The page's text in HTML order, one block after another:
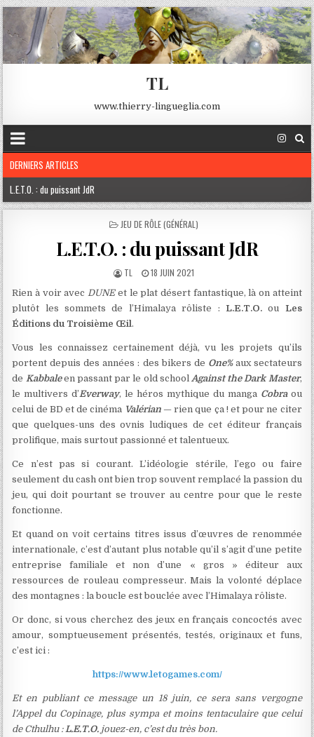
TL
www.thierry-lingueglia.com
DERNIERS ARTICLES
L.E.T.O. : du puissant JdR
Robert E. Howard
POSTED
JEU DE RÔLE (GÉNÉRAL)
L.E.T.O. : du puissant JdR
TL 18 JUIN 2021
Rien à voir avec DUNEet le plat désert fantastique, là on atteint
plutôt les sommets de l’Himalaya rôliste : L.E.T.O.ou Les
Éditions du Troisième Œil.
Vous les connaissez certainement déjà, vu les projets qu’ils
portent depuis des années : des bikers de One%aux sectateurs
de Kabbaleen passant par le old school Against the Dark Master,
le multivers d’ Everway, le héros mythique du manga Cobraou
celui de BD et de cinéma Valérian— rien que ça ! et pour ne citer
que quelques-uns des ovnis ludiques de cet éditeur français
prolifique, mais surtout passionné et talentueux.
Ce n’est pas si courant. L’idéologie stérile, l’ego ou faire
seulement du cash ont bien trop souvent remplacé la passion du
jeu, qui doit pourtant se trouver au centre pour que le reste
fonctionne.
Et quand on voit certains titres issus d’œuvres de renommée
internationale, c’est d’autant plus notable qu’il s’agit d’une petite
entreprise familiale et non d’une « gros » éditeur aux
ressources de rouleau compresseur. Mais la volonté déplace
des montagnes : la boucle est bouclée avec l’Himalaya rôliste.
Or donc, si vous cherchez des jeux en français concoctés avec
amour, somptueusement présentés, testés, originaux et funs,
c’est ici :
https://www.letogames.com/
Et en publiant ce message un 18 juin, ce sera sans vergogne
l’Appel du Copinage, plus sympa et moins tentaculaire que celui
de Cthulhu : L.E.T.O. jouez-en, c’est du très bon.